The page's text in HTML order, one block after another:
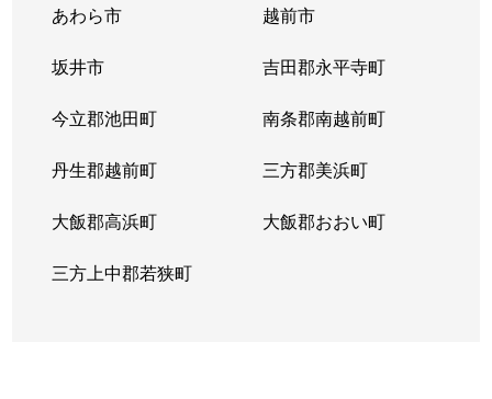
あわら市 越前市
坂井市 吉田郡永平寺町
今立郡池田町 南条郡南越前町
丹生郡越前町 三方郡美浜町
大飯郡高浜町 大飯郡おおい町
三方上中郡若狭町